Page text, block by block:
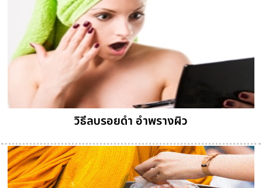
วิธีลบรอยดำ อำพรางผิว